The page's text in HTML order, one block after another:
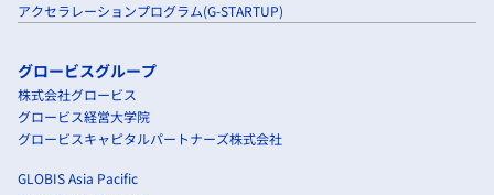
アクセラレーションプログラム(G-STARTUP)
グロービスグループ
株式会社グロービス
グロービス経営大学院
グロービスキャピタルパートナーズ株式会社
GLOBIS Asia Pacific